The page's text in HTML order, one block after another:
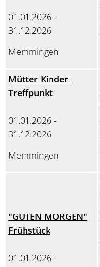
01.01.2026 -
31.12.2026
Memmingen
Mütter-Kinder-
Treffpunkt
01.01.2026 -
31.12.2026
Memmingen
"GUTEN MORGEN"
Frühstück
01.01.2026 -